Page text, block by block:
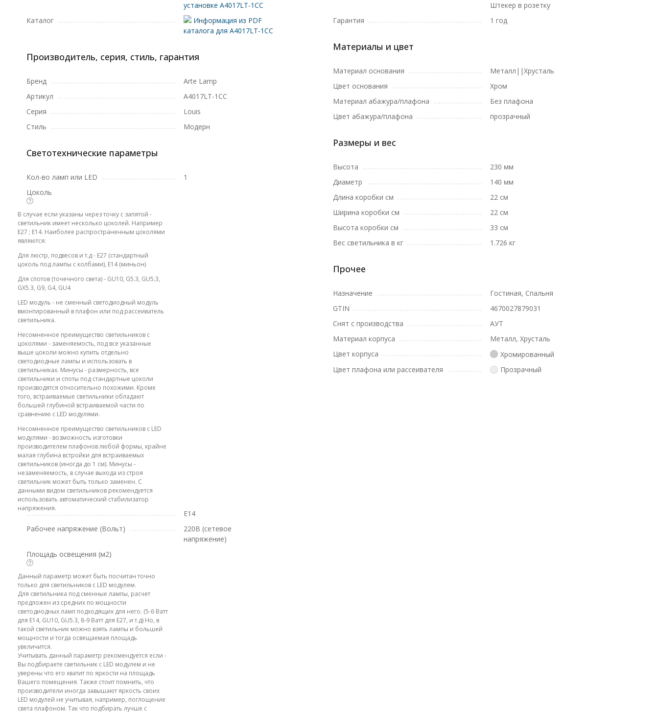
установке A4017LT-1CC
Каталог
Информация из PDF
каталога для A4017LT-1CC
Производитель, серия, стиль, гарантия
Бренд
Arte Lamp
Артикул
A4017LT-1CC
Серия
Louis
Стиль
Модерн
Светотехнические параметры
Кол-во ламп или LED
1
Цоколь
В случае если указаны через точку с запятой -
светильник имеет несколько цоколей. Например
E27 ; E14. Наиболее распространенным цоколями
являются:
Для люстр, подвесов и т.д - E27 (стандартный
цоколь под лампы с колбами), E14 (миньон)
Для спотов (точечного света) - GU10, G5.3, GU5.3,
GX5.3, G9, G4, GU4
LED модуль - не сменный светодиодный модуль
вмонтированный в плафон или под рассеиватель
светильника.
Несомненное преимущество светильников с
цоколями - заменяемость, под все указанные
выше цоколи можно купить отдельно
светодиодные лампы и использовать в
светильниках. Минусы - размерность, все
светильники и споты под стандартные цоколи
производятся относительно похожими. Кроме
того, встраиваемые светильники обладают
большей глубиной встраиваемой части по
сравнению с LED модулями.
Несомненное преимущество светильников с LED
модулями - возможность изготовки
производителем плафонов любой формы, крайне
малая глубина встройки для встраиваемых
светильников (иногда до 1 см). Минусы -
незаменяемость, в случае выхода из строя
светильник может быть только заменен. С
данными видом светильников рекомендуется
использовать автоматический стабилизатор
напряжения.
E14
Рабочее напряжение (Вольт)
220В (сетевое
напряжение)
Площадь освещения (м2)
Данный параметр может быть посчитан точно
только для светильников с LED модулем.
Для светильника под сменные лампы, расчет
предложен из средних по мощности
светодиодных ламп подходящих для него. (5-6 Ватт
для E14, GU10, GU5.3, 8-9 Ватт для E27, и т.д) Но, в
такой светильник можно взять лампы и большей
мощности и тогда освещаемая площадь
увеличится.
Учитывать данный параметр рекомендуется если -
Вы подбираете светильник с LED модулем и не
уверены что его хватит по яркости на площадь
Вашего помещения. Также стоит помнить, что
производители иногда завышают яркость своих
LED модулей не учитывая, например, поглощение
света плафоном. Так что подбирать лучше с
Штекер в розетку
Гарантия
1 год
Материалы и цвет
Материал основания
Металл||Хрусталь
Цвет основания
Хром
Материал абажура/плафона
Без плафона
Цвет абажура/плафона
прозрачный
Размеры и вес
Высота
230 мм
Диаметр
140 мм
Длина коробки см
22 см
Ширина коробки см
22 см
Высота коробки см
33 см
Вес светильника в кг
1.726 кг
Прочее
Назначение
Гостиная, Спальня
GTIN
4670027879031
Снят с производства
АУТ
Материал корпуса
Металл, Хрусталь
Цвет корпуса
Хромированный
Цвет плафона или рассеивателя
Прозрачный